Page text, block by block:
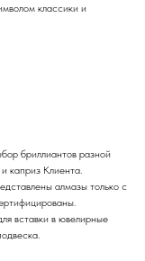
классики и
бриллиантов разной
каприз Клиента.
алмазы только с
вставки в ювелирные